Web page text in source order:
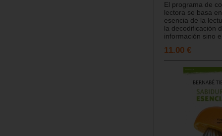
El programa de
lectora se basa
esencia de la
la decodificación
información sino
11.00 €